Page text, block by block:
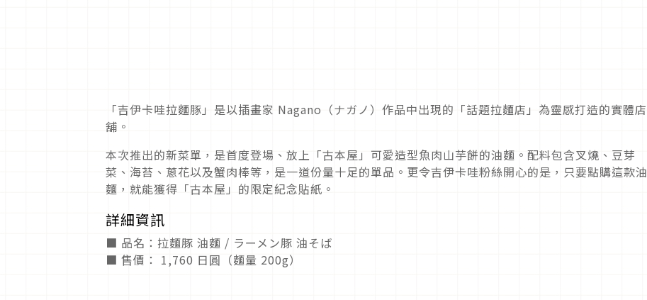
「吉伊卡哇拉麵豚」是以插畫家 Nagano（ナガノ）作品中出現的「話題拉麵店」為靈感打造的實體店
舖。
本次推出的新菜單，是首度登場、放上「古本屋」可愛造型魚肉山芋餅的油麵。配料包含叉燒、豆芽
菜、海苔、蔥花以及蟹肉棒等，是一道份量十足的單品。更令吉伊卡哇粉絲開心的是，只要點購這款油
麵，就能獲得「古本屋」的限定紀念貼紙。
詳細資訊
■ 品名：拉麵豚 油麵 / ラーメン豚 油そば
■ 售價： 1,760 日圓（麵量 200g）